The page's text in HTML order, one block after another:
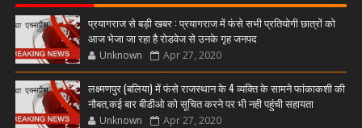
प्रयागराज से बड़ी खबर : प्रयागराज में फंसे सभी प्रतियोगी छात्रों को
आज भेजा जा रहा है रोडवेज से उनके गृह जनपद
Unknown Apr 27, 2020
लक्ष्मणपुर (बलिया) में फंसे राजस्थान के 4 व्यक्ति के सामने फांकाकशी की
नौबत,कई बार बीडीओ को सूचित करने पर भी नही पहुंची सहायता
Unknown Apr 27, 2020